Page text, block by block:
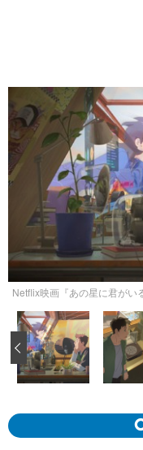
Netflix映画『あの星に君がい
‹